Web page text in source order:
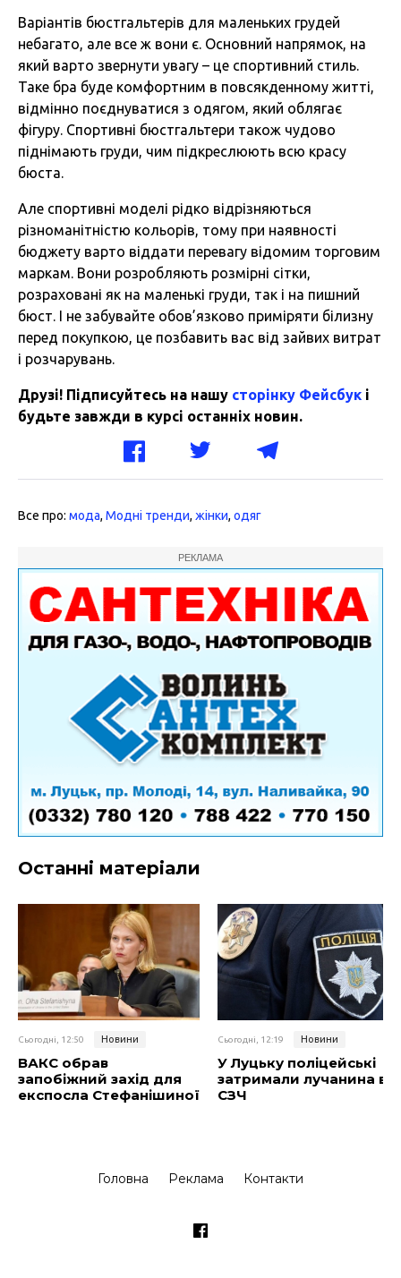
Варіантів бюстгальтерів для маленьких грудей
небагато, але все ж вони є. Основний напрямок, на
який варто звернути увагу – це спортивний стиль.
Таке бра буде комфортним в повсякденному житті,
відмінно поєднуватися з одягом, який облягає
фігуру. Спортивні бюстгальтери також чудово
піднімають груди, чим підкреслюють всю красу
бюста.
Але спортивні моделі рідко відрізняються
різноманітністю кольорів, тому при наявності
бюджету варто віддати перевагу відомим торговим
маркам. Вони розробляють розмірні сітки,
розраховані як на маленькі груди, так і на пишний
бюст. І не забувайте обов’язково приміряти білизну
перед покупкою, це позбавить вас від зайвих витрат
і розчарувань.
Друзі! Підписуйтесь на нашу сторінку Фейсбук і
будьте завжди в курсі останніх новин.
Все про: мода, Модні тренди, жінки, одяг
РЕКЛАМА
Останні матеріали
Сьогодні, 12:50 Новини
ВАКС обрав
запобіжний захід для
експосла Стефанішиної
Сьогодні, 12:19 Новини
У Луцьку поліцейські
затримали лучанина в
СЗЧ
Головна Реклама Контакти